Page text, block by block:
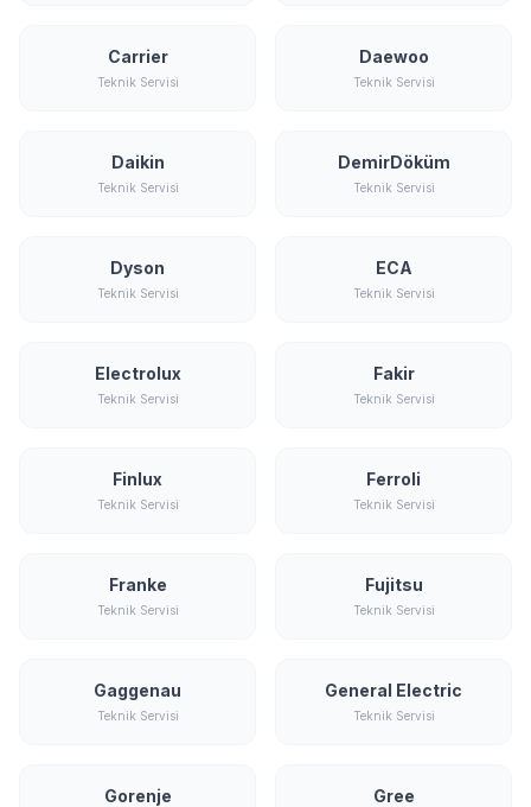
Carrier
Teknik Servisi
Daewoo
Teknik Servisi
Daikin
Teknik Servisi
DemirDöküm
Teknik Servisi
Dyson
Teknik Servisi
ECA
Teknik Servisi
Electrolux
Teknik Servisi
Fakir
Teknik Servisi
Finlux
Teknik Servisi
Ferroli
Teknik Servisi
Franke
Teknik Servisi
Fujitsu
Teknik Servisi
Gaggenau
Teknik Servisi
General Electric
Teknik Servisi
Gorenje Gree